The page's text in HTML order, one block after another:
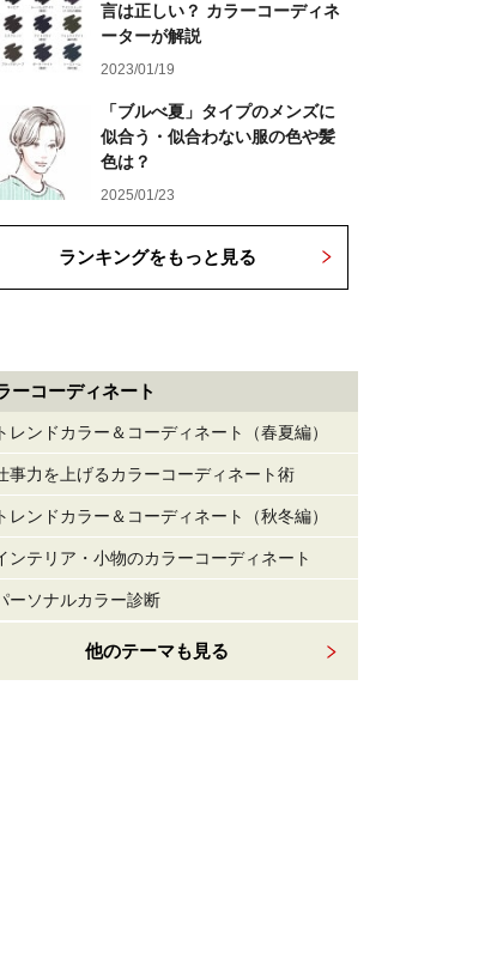
言は正しい？ カラーコーディネ
ーターが解説
2023/01/19
「ブルべ夏」タイプのメンズに
似合う・似合わない服の色や髪
色は？
2025/01/23
ランキングをもっと見る
ーコーディネート
トレンドカラー＆コーディネート（春夏編）
事力を上げるカラーコーディネート術
トレンドカラー＆コーディネート（秋冬編）
ンテリア・小物のカラーコーディネート
ーソナルカラー診断
他のテーマも見る